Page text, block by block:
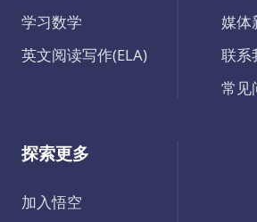
学习数学
英文阅读写作(ELA)
媒体
联系
常见
探索更多
加入悟空